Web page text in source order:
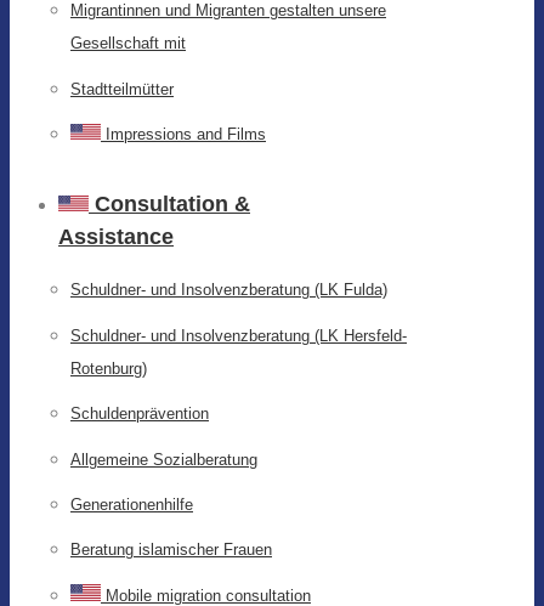
Migrantinnen und Migranten gestalten unsere
Gesellschaft mit
Stadtteilmütter
Impressions and Films
Consultation &
Assistance
Schuldner- und Insolvenzberatung (LK Fulda)
Schuldner- und Insolvenzberatung (LK Hersfeld-
Rotenburg)
Schuldenprävention
Allgemeine Sozialberatung
Generationenhilfe
Beratung islamischer Frauen
Mobile migration consultation